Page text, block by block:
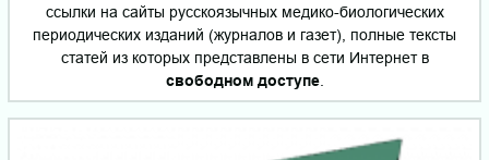
ссылки на сайты русскоязычных медико-биологических
периодических изданий (журналов и газет), полные тексты
статей из которых представлены в сети Интернет в
свободном доступе.